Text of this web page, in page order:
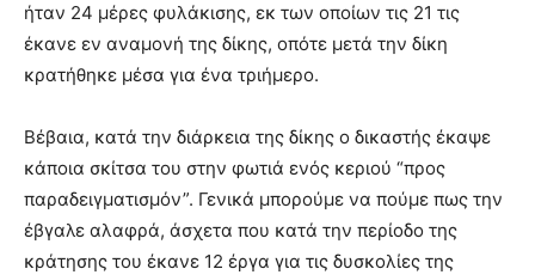
ήταν 24 μέρες φυλάκισης, εκ των οποίων τις 21 τις
έκανε εν αναμονή της δίκης, οπότε μετά την δίκη
κρατήθηκε μέσα για ένα τριήμερο.
Βέβαια, κατά την διάρκεια της δίκης ο δικαστής έκαψε
κάποια σκίτσα του στην φωτιά ενός κεριού “προς
παραδειγματισμόν”. Γενικά μπορούμε να πούμε πως την
έβγαλε αλαφρά, άσχετα που κατά την περίοδο της
κράτησης του έκανε 12 έργα για τις δυσκολίες της